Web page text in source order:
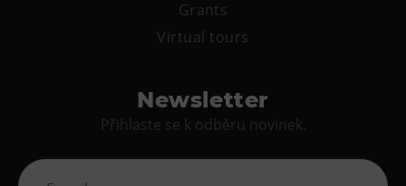
Grants
Virtual tours
Newsletter
Přihlaste se k odběru novinek.